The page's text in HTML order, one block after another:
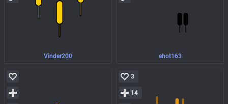
Vinder200 ehot163
3
14